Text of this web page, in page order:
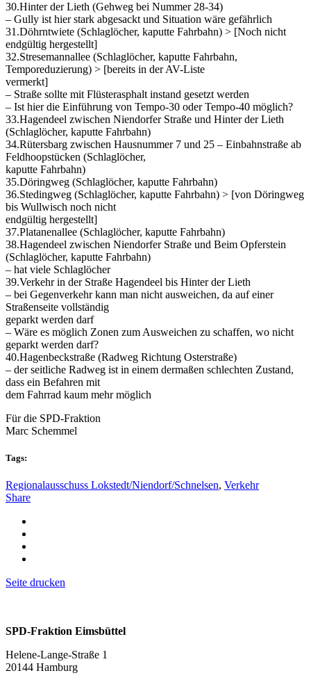
30.Hinter der Lieth (Gehweg bei Nummer 28-34)
– Gully ist hier stark abgesackt und Situation wäre gefährlich
31.Döhrntwiete (Schlaglöcher, kaputte Fahrbahn) > [Noch nicht
endgültig hergestellt]
32.Stresemannallee (Schlaglöcher, kaputte Fahrbahn,
Temporeduzierung) > [bereits in der AV-Liste
vermerkt]
– Straße sollte mit Flüsterasphalt instand gesetzt werden
– Ist hier die Einführung von Tempo-30 oder Tempo-40 möglich?
33.Hagendeel zwischen Niendorfer Straße und Hinter der Lieth
(Schlaglöcher, kaputte Fahrbahn)
34.Rütersbarg zwischen Hausnummer 7 und 25 – Einbahnstraße ab
Feldhoopstücken (Schlaglöcher,
kaputte Fahrbahn)
35.Döringweg (Schlaglöcher, kaputte Fahrbahn)
36.Stedingweg (Schlaglöcher, kaputte Fahrbahn) > [von Döringweg
bis Wullwisch noch nicht
endgültig hergestellt]
37.Platanenallee (Schlaglöcher, kaputte Fahrbahn)
38.Hagendeel zwischen Niendorfer Straße und Beim Opferstein
(Schlaglöcher, kaputte Fahrbahn)
– hat viele Schlaglöcher
39.Verkehr in der Straße Hagendeel bis Hinter der Lieth
– bei Gegenverkehr kann man nicht ausweichen, da auf einer
Straßenseite vollständig
geparkt werden darf
– Wäre es möglich Zonen zum Ausweichen zu schaffen, wo nicht
geparkt werden darf?
40.Hagenbeckstraße (Radweg Richtung Osterstraße)
– der seitliche Radweg ist in einem dermaßen schlechten Zustand,
dass ein Befahren mit
dem Fahrrad kaum mehr möglich
Für die SPD-Fraktion
Marc Schemmel
Tags:
Regionalausschuss Lokstedt/Niendorf/Schnelsen, Verkehr
Share
Seite drucken
SPD-Fraktion Eimsbüttel
Helene-Lange-Straße 1
20144 Hamburg